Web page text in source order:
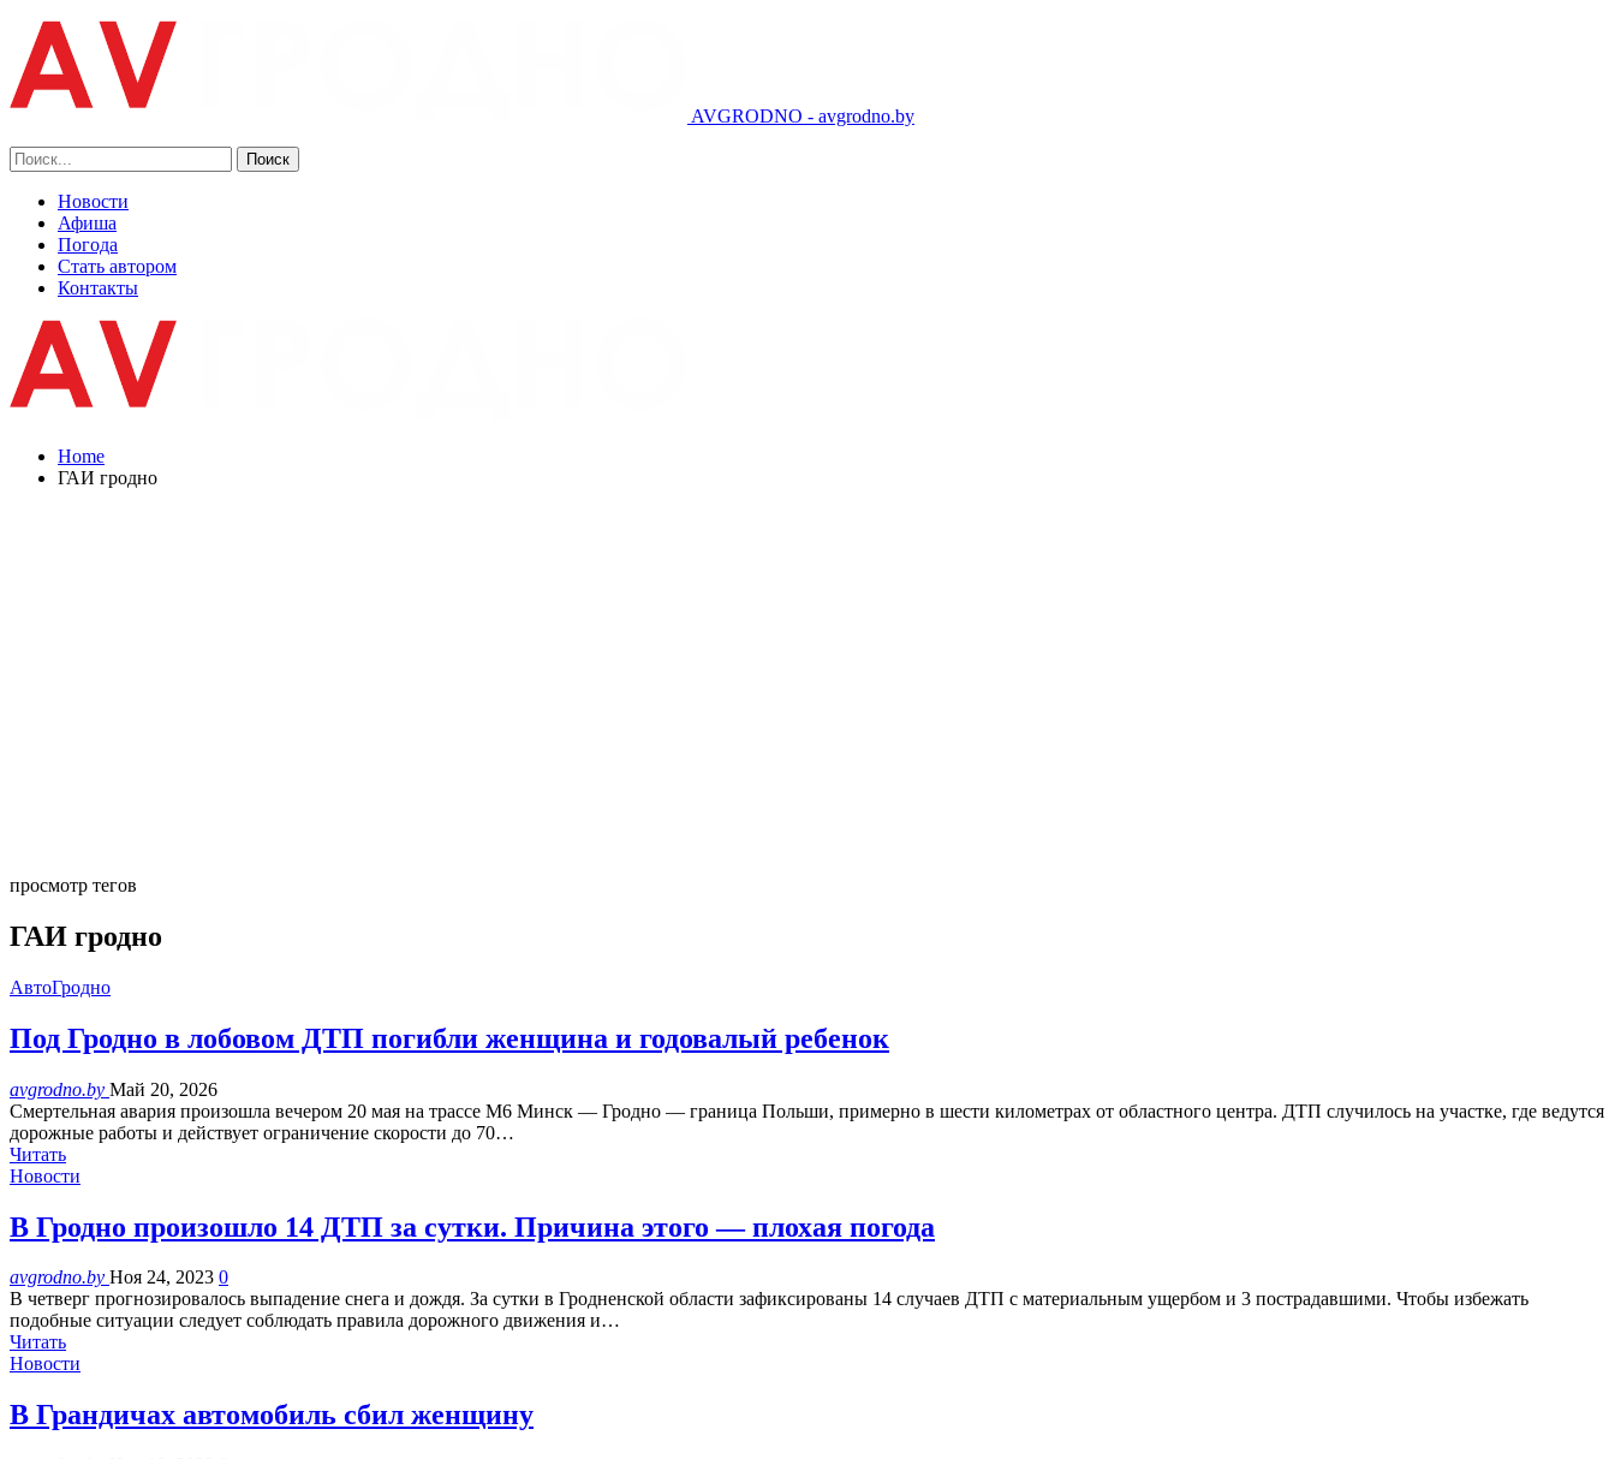
AVGRODNO - avgrodno.by
Новости
Афиша
Погода
Стать автором
Контакты
Home
ГАИ гродно
просмотр тегов
ГАИ гродно
АвтоГродно
Под Гродно в лобовом ДТП погибли женщина и годовалый ребенок
avgrodno.by Май 20, 2026
Смертельная авария произошла вечером 20 мая на трассе М6 Минск — Гродно — граница Польши, примерно в шести километрах от областного центра. ДТП случилось на участке, где ведутся
дорожные работы и действует ограничение скорости до 70…
Читать
Новости
В Гродно произошло 14 ДТП за сутки. Причина этого — плохая погода
avgrodno.by Ноя 24, 2023 0
В четверг прогнозировалось выпадение снега и дождя. За сутки в Гродненской области зафиксированы 14 случаев ДТП c материальным ущербом и 3 пострадавшими. Чтобы избежать
подобные ситуации следует соблюдать правила дорожного движения и…
Читать
Новости
В Грандичах автомобиль сбил женщину